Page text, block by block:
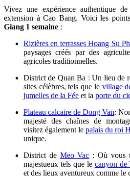
Vivez une expérience authentique de
extension à Cao Bang. Voici les
Giang 1 semaine :
Rizières en terrasses Hoang Su
paysages créés par des
agricoles traditionnelles.
District de Quan Ba : Un lieu de
sites célèbres, tels que le village
jumelles de la Fée et la porte du
Plateau calcaire de Dong Van:
majesté des chaînes de
visitez également le palais du roi
unique.
District de Meo Vac : Où vous
majestueux tels que le canyon de
et des lieux aventureux comme le